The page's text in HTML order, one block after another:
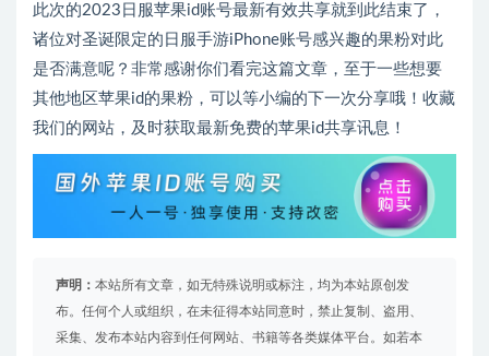
此次的2023日服苹果id账号最新有效共享就到此结束了，
诸位对圣诞限定的日服手游iPhone账号感兴趣的果粉对此
是否满意呢？非常感谢你们看完这篇文章，至于一些想要
其他地区苹果id的果粉，可以等小编的下一次分享哦！收藏
我们的网站，及时获取最新免费的苹果id共享讯息！
声明： 本站所有文章，如无特殊说明或标注，均为本站原创发
布。任何个人或组织，在未征得本站同意时，禁止复制、盗用、
采集、发布本站内容到任何网站、书籍等各类媒体平台。如若本